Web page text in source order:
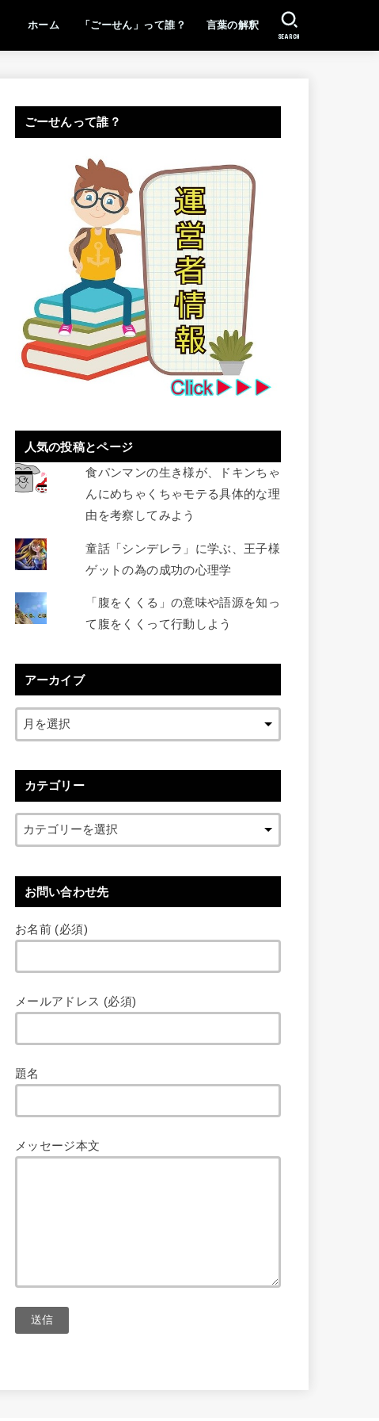
ホーム 「ごーせん」って誰？ 言葉の解釈
SEARCH
ごーせんって誰？
人気の投稿とページ
食パンマンの生き様が、ドキンちゃ
んにめちゃくちゃモテる具体的な理
由を考察してみよう
童話「シンデレラ」に学ぶ、王子様
ゲットの為の成功の心理学
「腹をくくる」の意味や語源を知っ
て腹をくくって行動しよう
アーカイブ
カテゴリー
お問い合わせ先
お名前 (必須)
メールアドレス (必須)
題名
メッセージ本文